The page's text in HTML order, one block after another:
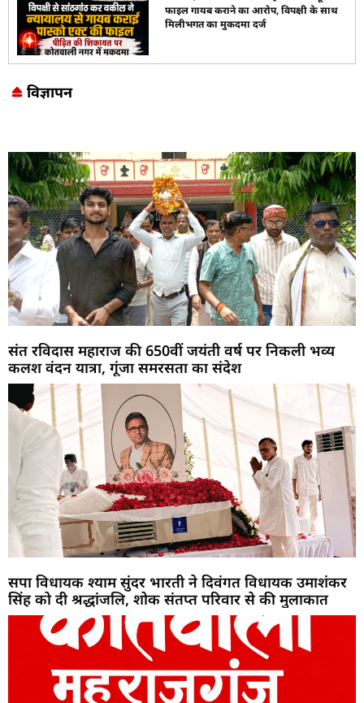
फाइल गायब कराने का आरोप, विपक्षी के साथ
मिलीभगत का मुकदमा दर्ज
विज्ञापन
संत रविदास महाराज की 650वीं जयंती वर्ष पर निकली भव्य
कलश वंदन यात्रा, गूंजा समरसता का संदेश
सपा विधायक श्याम सुंदर भारती ने दिवंगत विधायक उमाशंकर
सिंह को दी श्रद्धांजलि, शोक संतप्त परिवार से की मुलाकात